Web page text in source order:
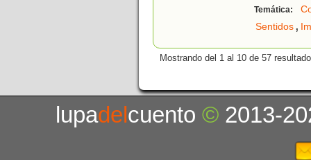
Temática:
Sentidos,
Mostrando del 1 al 10 de 57
lupadelcuento© 2013-